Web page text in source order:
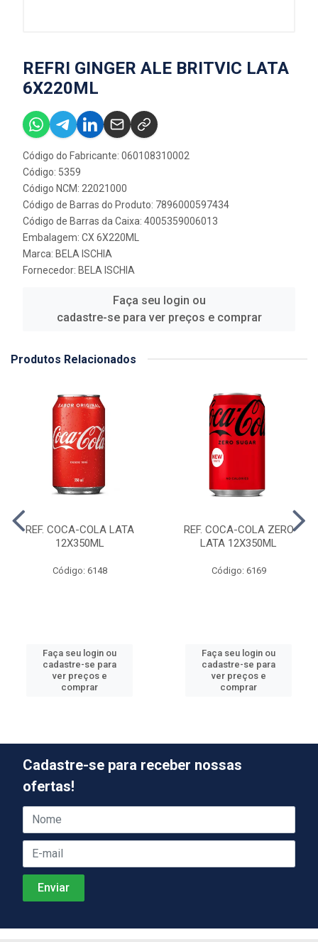
REFRI GINGER ALE BRITVIC LATA
6X220ML
Código do Fabricante: 060108310002
Código: 5359
Código NCM: 22021000
Código de Barras do Produto: 7896000597434
Código de Barras da Caixa: 4005359006013
Embalagem: CX 6X220ML
Marca: BELA ISCHIA
Fornecedor: BELA ISCHIA
Faça seu login ou
cadastre-se para ver preços e comprar
Produtos Relacionados
REF. COCA-COLA LATA
12X350ML
Código: 6148
Faça seu login ou
cadastre-se para
ver preços e
comprar
REF. COCA-COLA ZERO
LATA 12X350ML
Código: 6169
Faça seu login ou
cadastre-se para
ver preços e
comprar
Cadastre-se para receber nossas
ofertas!